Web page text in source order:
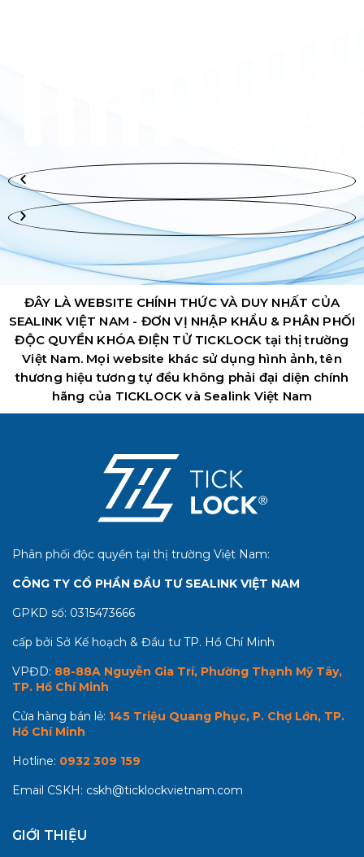
ĐÂY LÀ WEBSITE CHÍNH THỨC VÀ DUY NHẤT CỦA
SEALINK VIỆT NAM - ĐƠN VỊ NHẬP KHẨU & PHÂN PHỐI
ĐỘC QUYỀN KHÓA ĐIỆN TỬ TICKLOCK tại thị trường
Việt Nam. Mọi website khác sử dụng hình ảnh, tên
thương hiệu tương tự đều không phải đại diện chính
hãng của TICKLOCK và Sealink Việt Nam
Phân phối độc quyền tại thị trường Việt Nam:
CÔNG TY CỔ PHẦN ĐẦU TƯ SEALINK VIỆT NAM
GPKD số: 0315473666
cấp bởi Sở Kế hoạch & Đầu tư TP. Hồ Chí Minh
VPĐD: 88-88A Nguyễn Gia Trí, Phường Thạnh Mỹ Tây,
TP. Hồ Chí Minh
Cửa hàng bán lẻ: 145 Triệu Quang Phục, P. Chợ Lớn, TP.
Hồ Chí Minh
Hotline: 0932 309 159
Email CSKH: cskh@ticklockvietnam.com
GIỚI THIỆU